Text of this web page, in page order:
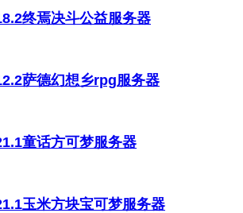
终焉决斗公益服务器
萨德幻想乡rpg服务器
童话方可梦服务器
玉米方块宝可梦服务器